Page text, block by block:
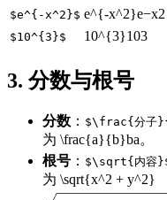
$e^{-x^2}$ e^{-x^2}e−x2
$10^{3}$ 10^{3}103
3. 分数与根号
分数 ： $\frac{分子
为 \frac{a}{b}ba。
根号 ： $\sqrt{内容
为 \sqrt{x^2 + y^2}